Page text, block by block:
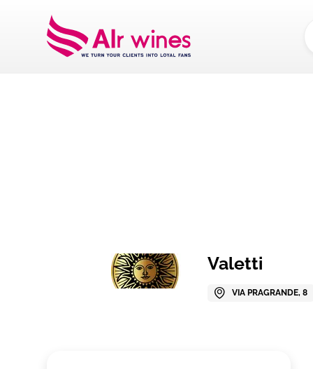
Dalla loro
Valetti
VIA PRAGRANDE, 8